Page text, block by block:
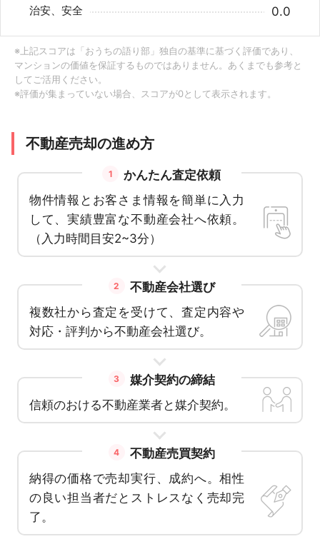
治安、安全 0.0
※上記スコアは「おうちの語り部」独自の基準に基づく評価であり、
マンションの価値を保証するものではありません。あくまでも参考と
してご活用ください。
※評価が集まっていない場合、スコアが0として表示されます。
不動産売却の進め方
1
かんたん査定依頼
物件情報とお客さま情報を簡単に入力
して、実績豊富な不動産会社へ依頼。
（入力時間目安2~3分）
2
不動産会社選び
複数社から査定を受けて、査定内容や
対応・評判から不動産会社選び。
3
媒介契約の締結
信頼のおける不動産業者と媒介契約。
4
不動産売買契約
納得の価格で売却実行、成約へ。相性
の良い担当者だとストレスなく売却完
了。